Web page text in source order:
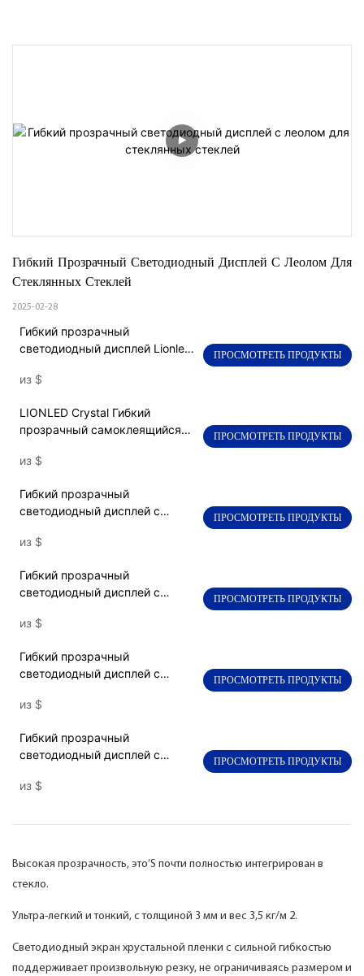
Гибкий Прозрачный Светодиодный Дисплей С Леолом Для
Стеклянных Стеклей
2025-02-28
Гибкий прозрачный
светодиодный дисплей Lionled
рекламы стеклянного окна
из $
ПРОСМОТРЕТЬ ПРОДУКТЫ
LIONLED Crystal Гибкий
прозрачный самоклеящийся
из $
ПРОСМОТРЕТЬ ПРОДУКТЫ
Гибкий прозрачный
светодиодный дисплей с
из $
ПРОСМОТРЕТЬ ПРОДУКТЫ
Гибкий прозрачный
светодиодный дисплей с
из $
ПРОСМОТРЕТЬ ПРОДУКТЫ
Гибкий прозрачный
светодиодный дисплей с
из $
ПРОСМОТРЕТЬ ПРОДУКТЫ
Гибкий прозрачный
светодиодный дисплей с
украшения ресторана
из $
ПРОСМОТРЕТЬ ПРОДУКТЫ
Высокая прозрачность, это’S почти полностью интегрирован в
стекло.
Ультра-легкий и тонкий, с толщиной 3 мм и вес 3,5 кг/м 2.
Светодиодный экран хрустальной пленки с сильной гибкостью
поддерживает произвольную резку, не ограничиваясь размером и